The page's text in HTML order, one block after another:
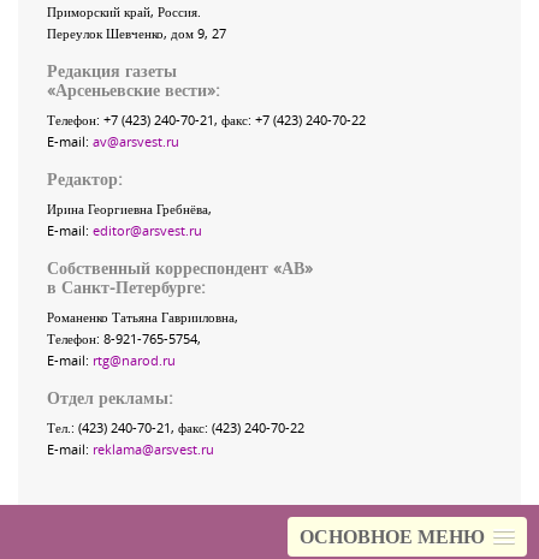
ОСНОВНОЕ МЕНЮ
Приморский край, Россия
Переулок Шевченко, дом 9, 27
Редакция газеты
«Арсеньевские вести»:
Телефон: +7 (423) 240-70-21, факс: +7 (423) 240-70-22
E-mail: av@arsvest.ru
Редактор:
Ирина Георгиевна Гребнёва,
E-mail: editor@arsvest.ru
Собственный корреспондент «АВ»
в Санкт-Петербурге:
Романенко Татьяна Гаврииловна,
Телефон: 8-921-765-5754,
E-mail: rtg@narod.ru
Отдел рекламы:
Тел.: (423) 240-70-21, факс: (423) 240-70-22
E-mail: reklama@arsvest.ru